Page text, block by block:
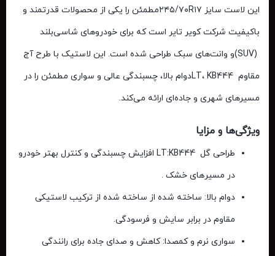
این لاست سایز ۲۴۵/۷۰R۱۷مطمئن را یکی از محصولات قدرتمند و
باکیفیت شرکتکویر تایر استکه برای خودروهای شاسی‌بلند
(SUV)و وانت‌های سبک طراحی شده است. این لاستیک با طرحآج
مقاوم KB444 LT،دوام بالا، چسبندگی عالی و سواری مطمئن را در
مسیرهای شهری و جاده‌ای ارائه می‌کند.
ویژگی‌ها و مزایا
طراحی گل KB444
LT: افزایش چسبندگی و کنترل بهتر خودرو
در مسیرهای خشک .
دوام بالا: ساخته شده از ساخته شده از ترکیب لاستیکی
مقاوم در برابر سایش و فرسودگی.
سواری نرم وکمصدا:کاهش و صدای جاده برای رانندگی